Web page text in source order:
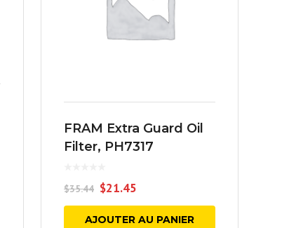
FRAM Extra Guard Oil
Filter, PH7317
$35.44 $21.45
AJOUTER AU PANIER